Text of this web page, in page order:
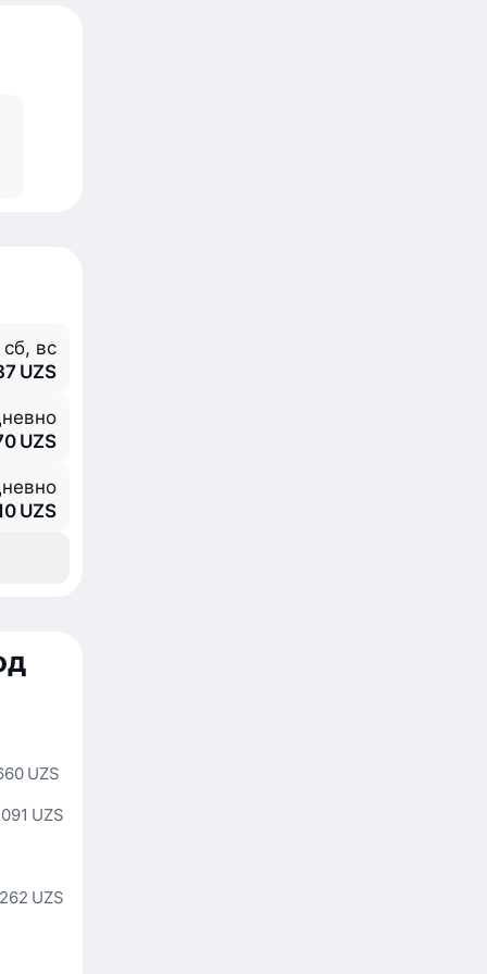
сб, вс
UZS
UZS
UZS
UZS
UZS
UZS